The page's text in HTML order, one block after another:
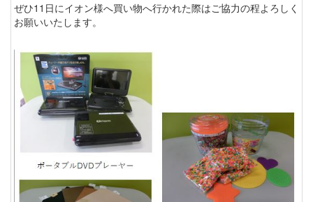
ぜひ11日にイオン様へ買い物へ行かれた際はご協力の程よろしく
お願いいたします。